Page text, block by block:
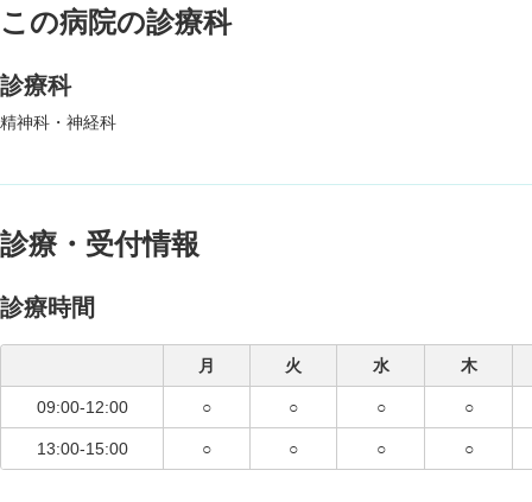
この病院の診療科
診療科
精神科・神経科
診療・受付情報
診療時間
月 火 水 木
09:00-12:00 ○ ○ ○ ○
13:00-15:00 ○ ○ ○ ○